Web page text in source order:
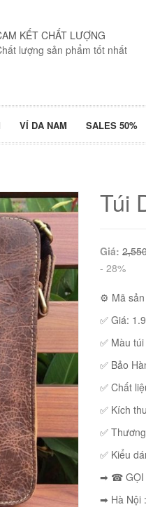
KẾT CHẤT LƯỢNG
lượng sản phẩm tốt nhất
VÍ DA NAM SALES 50%
Túi
Giá:
- 28%
⚙ Mã
✅ Giá:
✅ Màu
✅ Bảo
✅ Chất
✅ Kích
✅
✅ Kiểu
➡ ☎ GỌI
➡ Hà Nội